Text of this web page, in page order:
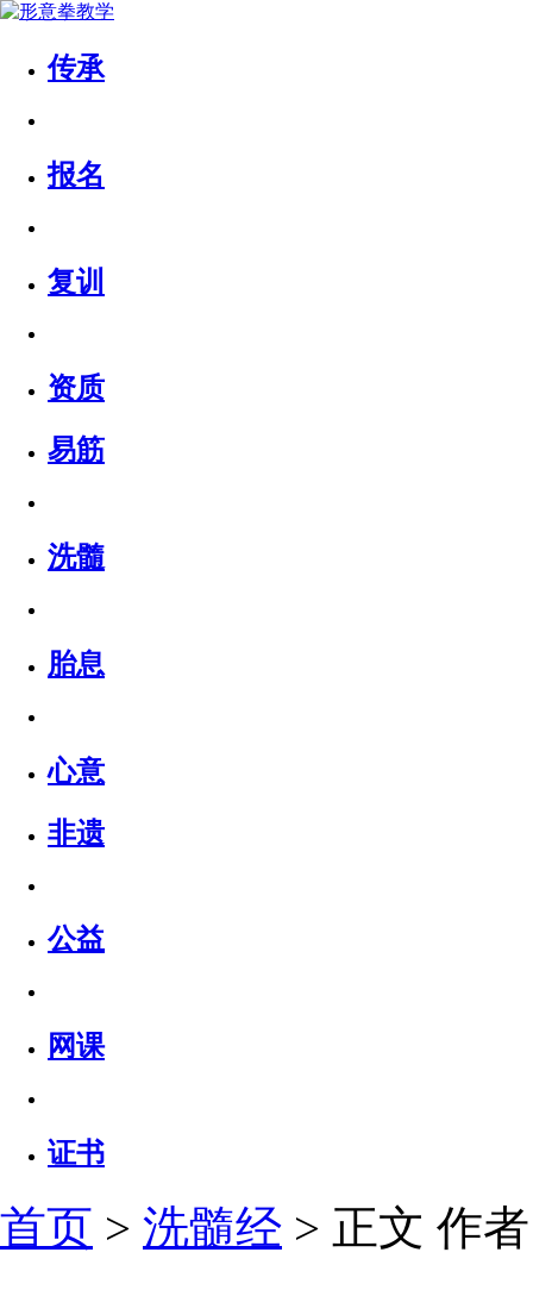
传承
报名
复训
资质
易筋
洗髓
胎息
心意
非遗
公益
网课
证书
首页 > 洗髓经 > 正文 作